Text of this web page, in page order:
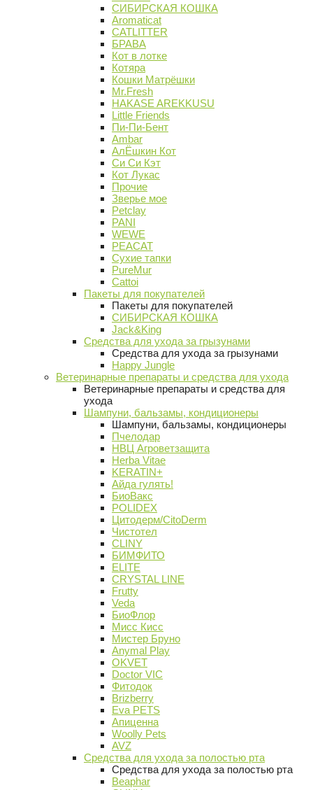
СИБИРСКАЯ КОШКА
Aromaticat
CATLITTER
БРАВА
Кот в лотке
Котяра
Кошки Матрёшки
Mr.Fresh
HAKASE AREKKUSU
Little Friends
Пи-Пи-Бент
Ambar
АлЁшкин Кот
Си Си Кэт
Кот Лукас
Прочие
Зверье мое
Petclay
PANI
WEWE
PEACAT
Сухие тапки
PureMur
Cattoi
Пакеты для покупателей
Пакеты для покупателей
СИБИРСКАЯ КОШКА
Jack&King
Средства для ухода за грызунами
Средства для ухода за грызунами
Happy Jungle
Ветеринарные препараты и средства для ухода
Ветеринарные препараты и средства для
ухода
Шампуни, бальзамы, кондиционеры
Шампуни, бальзамы, кондиционеры
Пчелодар
НВЦ Агроветзащита
Herba Vitae
KERATIN+
Айда гулять!
БиоВакс
POLIDEX
Цитодерм/CitoDerm
Чистотел
CLINY
БИМФИТО
ELITE
CRYSTAL LINE
Frutty
Veda
БиоФлор
Мисс Кисс
Мистер Бруно
Anymal Play
OKVET
Doctor VIC
Фитодок
Brizberry
Eva PETS
Апиценна
Woolly Pets
AVZ
Средства для ухода за полостью рта
Средства для ухода за полостью рта
Beaphar